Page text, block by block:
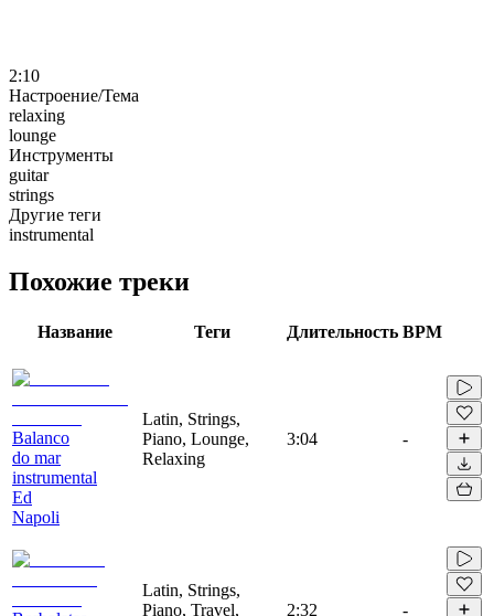
2:10
Настроение/Тема
relaxing
lounge
Инструменты
guitar
strings
Другие теги
instrumental
Похожие треки
Название Теги Длительность BPM
Balanco
do mar
instrumental
Ed
Napoli
Latin, Strings,
Piano, Lounge,
Relaxing
3:04 -
Latin, Strings,
Piano, Travel,
2:32 -